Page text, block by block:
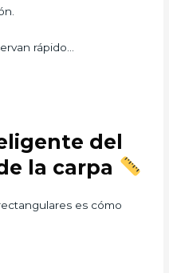
rápido…
del
la carpa
es cómo